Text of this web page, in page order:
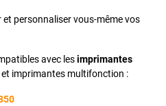
et personnaliser vous-même vos
avec lesimprimantes
et imprimantes multifonction :